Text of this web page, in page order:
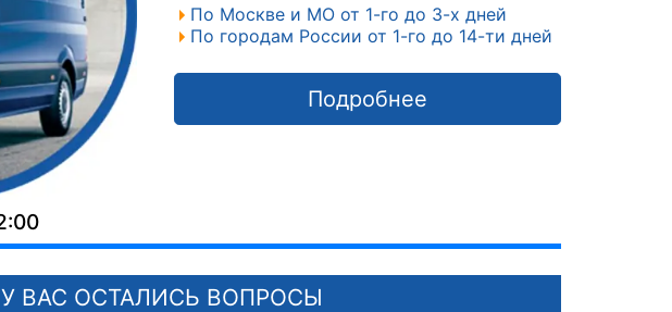
По Москве и МО от 1-го до 3-х дней
По городам России от 1-го до 14-ти дней
Подробнее
ВАС ОСТАЛИСЬ ВОПРОСЫ